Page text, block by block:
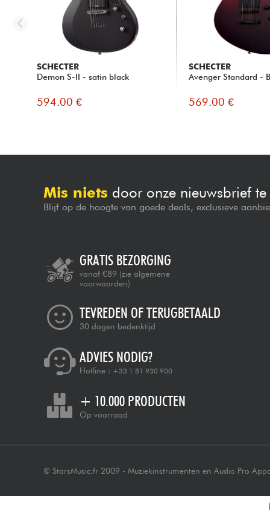
SCHECTER
Demon S-II - satin black
594.00 €
SCHECTER
Avenger Standard -
569.00 €
Mis niets door onze nieuwsbrief
Blijf op de hoogte van goede deals, exclusieve
GRATIS BEZORGING
vanaf €89 (zie algemene
voorwaarden)
TEVREDEN OF TERUGBETAALD
30 dagen bedenktijd
ADVIES NODIG?
Hotline : +33 1 81 930 900
+ 10.000 PRODUCTEN
Op voorraad
© StarsMusic.fr 2009 - Muziekinstrumenten en Audio Pro